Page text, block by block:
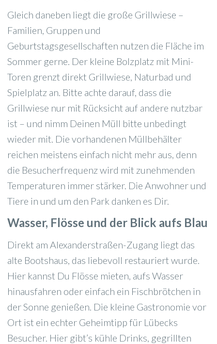
Gleich daneben liegt die große Grillwiese –
Familien, Gruppen und
Geburtstagsgesellschaften nutzen die Fläche im
Sommer gerne. Der kleine Bolzplatz mit Mini-
Toren grenzt direkt Grillwiese, Naturbad und
Spielplatz an. Bitte achte darauf, dass die
Grillwiese nur mit Rücksicht auf andere nutzbar
ist – und nimm Deinen Müll bitte unbedingt
wieder mit. Die vorhandenen Müllbehälter
reichen meistens einfach nicht mehr aus, denn
die Besucherfrequenz wird mit zunehmenden
Temperaturen immer stärker. Die Anwohner und
Tiere in und um den Park danken es Dir.
Wasser, Flösse und der Blick aufs Blau
Direkt am Alexanderstraßen-Zugang liegt das
alte Bootshaus, das liebevoll restauriert wurde.
Hier kannst Du Flösse mieten, aufs Wasser
hinausfahren oder einfach ein Fischbrötchen in
der Sonne genießen. Die kleine Gastronomie vor
Ort ist ein echter Geheimtipp für Lübecks
Besucher. Hier gibt’s kühle Drinks, gegrillten